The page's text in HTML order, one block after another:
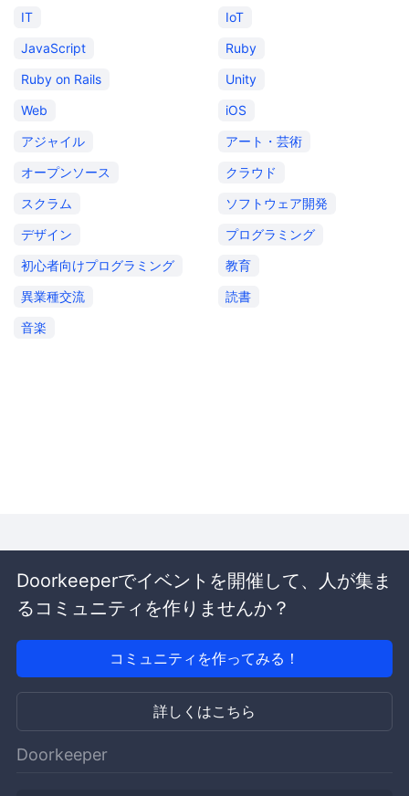
IT
IoT
JavaScript
Ruby
Ruby on Rails
Unity
Web
iOS
アジャイル
アート・芸術
オープンソース
クラウド
スクラム
ソフトウェア開発
デザイン
プログラミング
初心者向けプログラミング
教育
異業種交流
読書
音楽
Doorkeeperでイベントを開催して、人が集ま
るコミュニティを作りませんか？
コミュニティを作ってみる！
詳しくはこちら
Doorkeeper